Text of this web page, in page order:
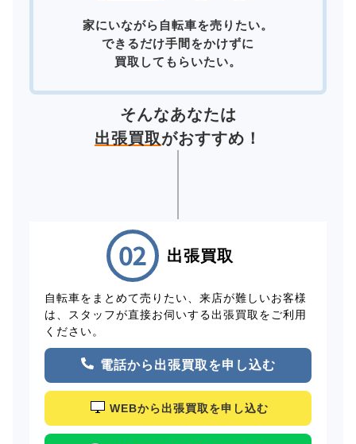
家にいながら自転車を売りたい。
できるだけ手間をかけずに
買取してもらいたい。
そんなあなたは
出張買取がおすすめ！
出張買取
自転車をまとめて売りたい、来店が難しいお客様
は、スタッフが直接お伺いする出張買取をご利用
ください。
電話から出張買取を申し込む
WEBから出張買取を申し込む